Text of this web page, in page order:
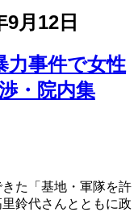
9月12日
力事件で女性
・院内集
た「基地・軍隊を許
鈴代さんとともに政